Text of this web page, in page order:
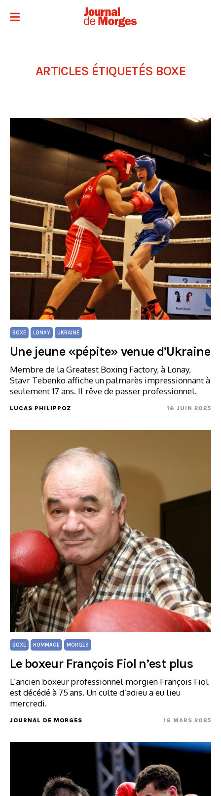
ARTICLES ÉTIQUETÉS BOXE
BOXE LONAY UKRAINE
Une jeune «pépite» venue d’Ukraine
Membre de la Greatest Boxing Factory, à Lonay,
Stavr Tebenko affiche un palmarès impressionnant à
seulement 17 ans. Il rêve de passer professionnel.
LUCAS PHILIPPOZ 16 JUIN 2025
BOXE HOMMAGE MORGES
Le boxeur François Fiol n’est plus
L’ancien boxeur professionnel morgien François Fiol
est décédé à 75 ans. Un culte d’adieu a eu lieu
mercredi.
JOURNAL DE MORGES 16 MARS 2025